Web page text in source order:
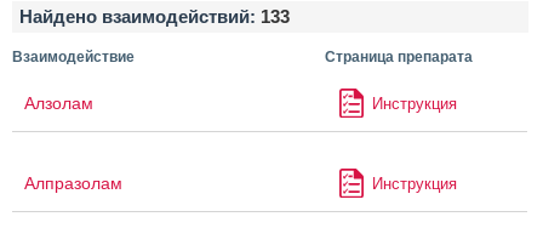
Найдено взаимодействий: 133
Взаимодействие Страница препарата
Алзолам Инструкция
Алпразолам Инструкция